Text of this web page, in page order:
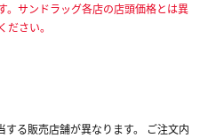
サンドラッグ各店の店頭価格とは異
さい。
する販売店舗が異なります。 ご注文内